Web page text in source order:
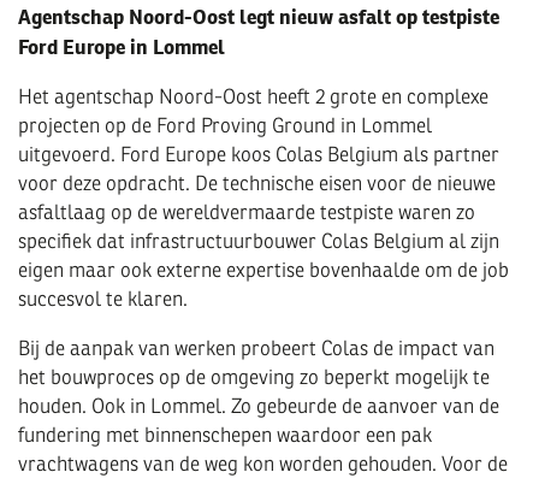
Agentschap Noord-Oost legt nieuw asfalt op testpiste
Ford Europe in Lommel
Het agentschap Noord-Oost heeft 2 grote en complexe
projecten op de Ford Proving Ground in Lommel
uitgevoerd. Ford Europe koos Colas Belgium als partner
voor deze opdracht. De technische eisen voor de nieuwe
asfaltlaag op de wereldvermaarde testpiste waren zo
specifiek dat infrastructuurbouwer Colas Belgium al zijn
eigen maar ook externe expertise bovenhaalde om de job
succesvol te klaren.
Bij de aanpak van werken probeert Colas de impact van
het bouwproces op de omgeving zo beperkt mogelijk te
houden. Ook in Lommel. Zo gebeurde de aanvoer van de
fundering met binnenschepen waardoor een pak
vrachtwagens van de weg kon worden gehouden. Voor de